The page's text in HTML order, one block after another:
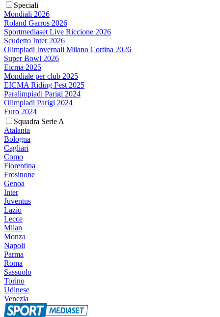
Speciali
Mondiali 2026
Roland Garros 2026
Sportmediaset Live Riccione 2026
Scudetto Inter 2026
Olimpiadi Invernali Milano Cortina 2026
Super Bowl 2026
Eicma 2025
Mondiale per club 2025
EICMA Riding Fest 2025
Paralimpiadi Parigi 2024
Olimpiadi Parigi 2024
Euro 2024
Squadra Serie A
Atalanta
Bologna
Cagliari
Como
Fiorentina
Frosinone
Genoa
Inter
Juventus
Lazio
Lecce
Milan
Monza
Napoli
Parma
Roma
Sassuolo
Torino
Udinese
Venezia